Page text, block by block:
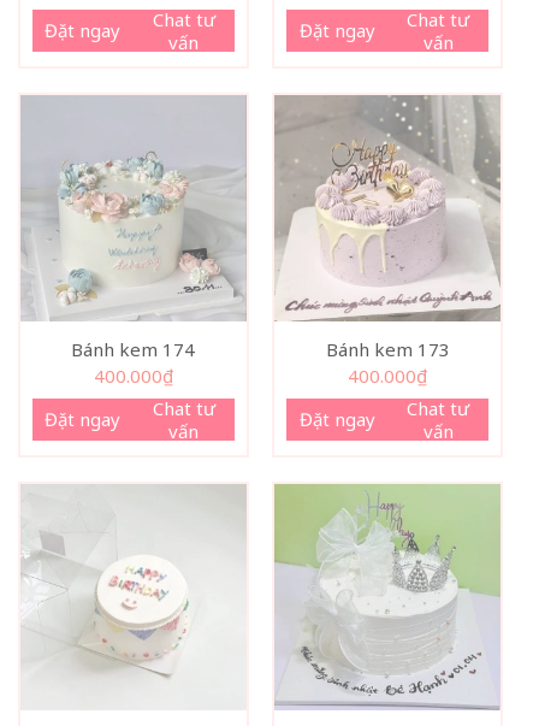
Đặt ngay
Chat tư
vấn
Đặt ngay
Chat tư
vấn
Bánh kem 174
400.000₫
Đặt ngay
Chat tư
vấn
Bánh kem 173
400.000₫
Đặt ngay
Chat tư
vấn